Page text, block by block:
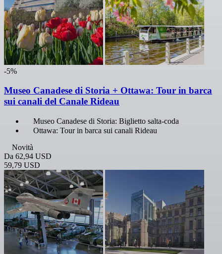
-5%
Museo Canadese di Storia + Ottawa: Tour in barca
sui canali del Canale Rideau
Museo Canadese di Storia: Biglietto salta-coda
Ottawa: Tour in barca sui canali Rideau
Novità
Da 62,94 USD
59,79 USD